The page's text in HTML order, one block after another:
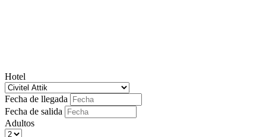
Hotel
Fecha de llegada
Fecha de salida
Adultos